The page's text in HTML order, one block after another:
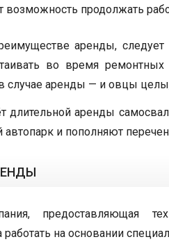
возможность продолжать
аренды, следует
во время
случае аренды — и овцы
длительной аренды
и пополняют
предоставляющая
на основании